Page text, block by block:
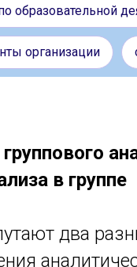
образовательной
организации
в группе
два